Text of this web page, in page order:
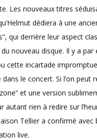
Les nouveaux titres
dédiera à une
qui derrière leur aspect
nouveau disque. Il y a par
cette incartade
le concert. Si l’on peut
et une version
autant rien à redire sur
Tellier a confirmé
live.